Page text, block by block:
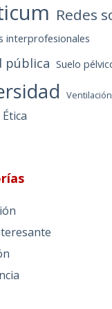
Redes
interprofesionales
pública Suelo
Ética